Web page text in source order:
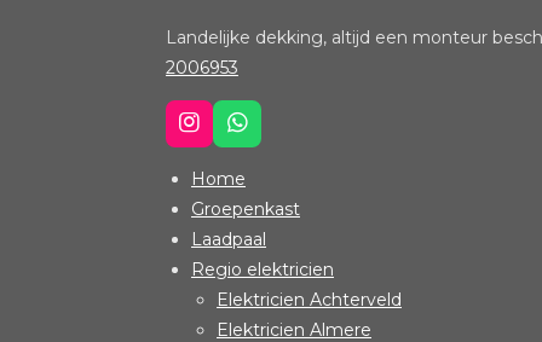
Landelijke dekking,
2006953
I
n
s
t
a
g
r
a
m
W
h
a
s
A
p
p
Home
Groepenkast
Laadpaal
Regio elektricien
Elektricien Achterveld
Elektricien Almere